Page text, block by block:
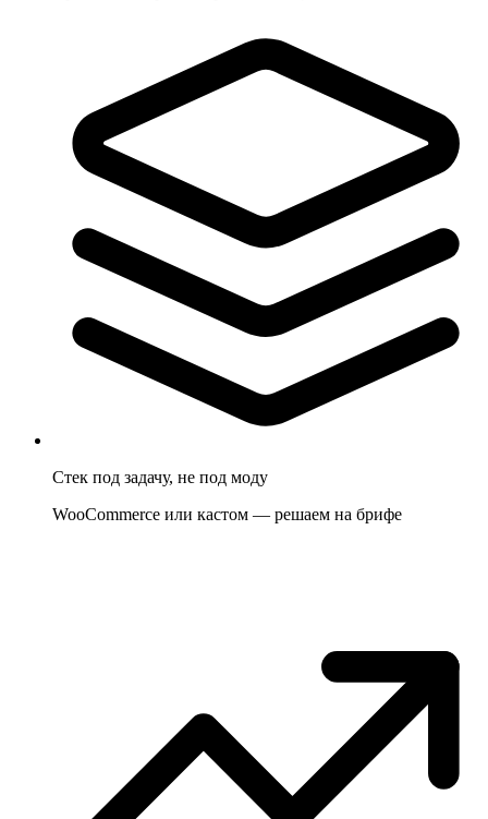
Стек под задачу, не под моду
WooCommerce или кастом — решаем на брифе